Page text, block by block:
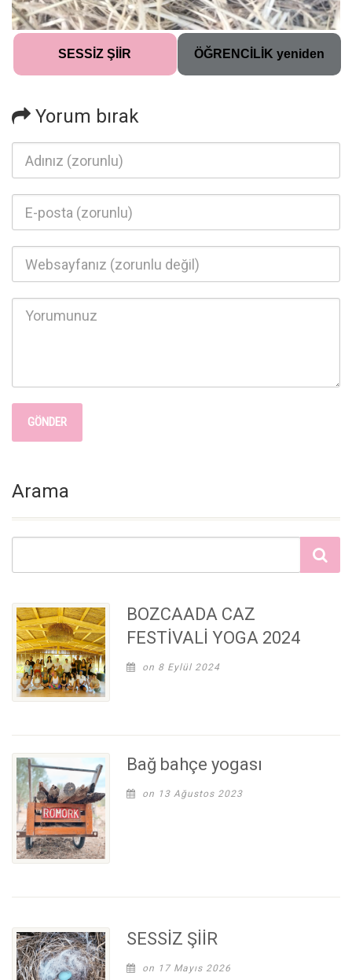
SESSİZ ŞİİR ÖĞRENCİLİK yeniden
Yorum bırak
Arama
BOZCAADA CAZ
FESTİVALİ YOGA 2024
on 8 Eylül 2024
Bağ bahçe yogası
on 13 Ağustos 2023
SESSİZ ŞİİR
on 17 Mayıs 2026